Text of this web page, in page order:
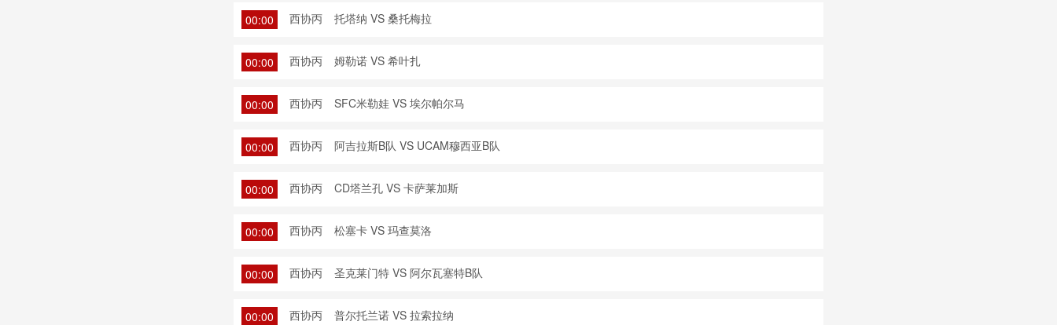
00:00 西协丙 托塔纳 VS 桑托梅拉
00:00 西协丙 姆勒诺 VS 希叶扎
00:00 西协丙 SFC米勒娃 VS 埃尔帕尔马
00:00 西协丙 阿吉拉斯B队 VS UCAM穆西亚B队
00:00 西协丙 CD塔兰孔 VS 卡萨莱加斯
00:00 西协丙 松塞卡 VS 玛查莫洛
00:00 西协丙 圣克莱门特 VS 阿尔瓦塞特B队
00:00 西协丙 普尔托兰诺 VS 拉索拉纳